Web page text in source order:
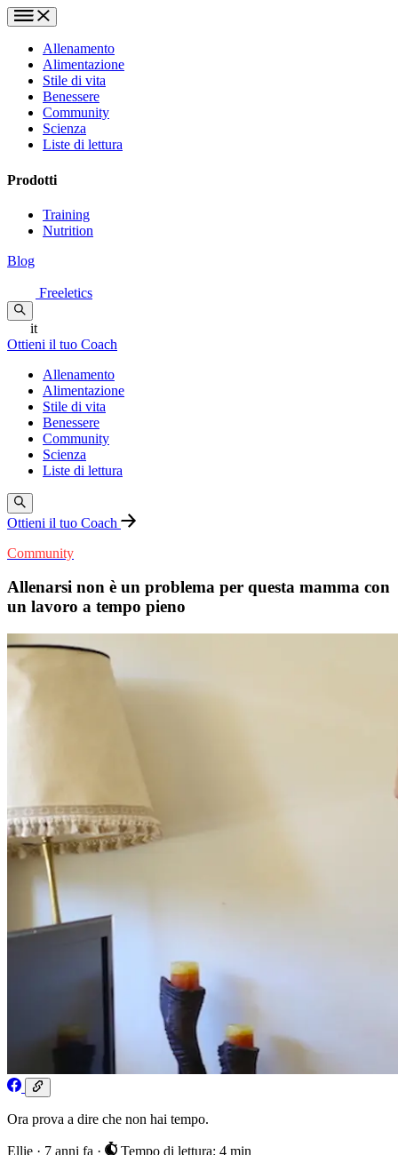
Allenamento
Alimentazione
Stile di vita
Benessere
Community
Scienza
Liste di lettura
Prodotti
Training
Nutrition
Blog
Freeletics
it
Ottieni il tuo Coach
Allenamento
Alimentazione
Stile di vita
Benessere
Community
Scienza
Liste di lettura
Ottieni il tuo Coach
Community
Allenarsi non è un problema per questa mamma con
un lavoro a tempo pieno
Ora prova a dire che non hai tempo.
Ellie · 7 anni fa · Tempo di lettura: 4 min